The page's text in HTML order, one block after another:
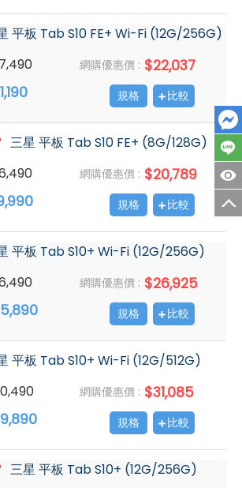
平板 Tab S10 FE+ Wi-Fi (12G/256G)
網購優惠價 : $22,037
規格 比較
三星 平板 Tab S10 FE+ (8G/128G)
網購優惠價 : $20,789
規格 比較
平板 Tab S10+ Wi-Fi (12G/256G)
網購優惠價 : $26,925
規格 比較
平板 Tab S10+ Wi-Fi (12G/512G)
網購優惠價 : $31,085
規格 比較
三星 平板 Tab S10+ (12G/256G)